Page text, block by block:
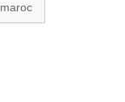
maroc